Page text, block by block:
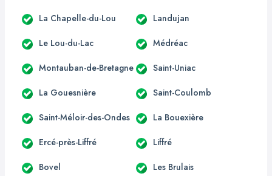
La Chapelle-du-Lou Landujan
Le Lou-du-Lac Médréac
Montauban-de-Bretagne Saint-Uniac
La Gouesnière Saint-Coulomb
Saint-Méloir-des-Ondes La Bouexière
Ercé-près-Liffré Liffré
Bovel Les Brulais